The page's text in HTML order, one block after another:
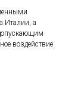
Италии, а
воздействие